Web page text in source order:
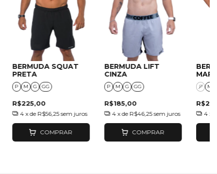
BERMUDA SQUAT
PRETA
P M G GG
R$225,00
4 x de R$56,25 sem juros
COMPRAR
BERMUDA LIFT
CINZA
P M G GG
R$185,00
4 x de R$46,25 sem juros
COMPRAR
P M
4 x